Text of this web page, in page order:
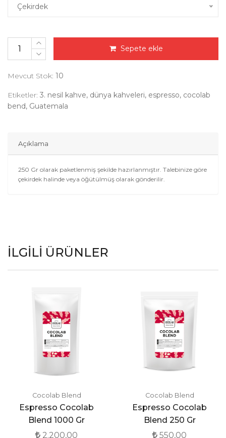
Çekirdek
Sepete ekle
Mevcut Stok: 10
Etiketler: 3. nesil kahve, dünya kahveleri, espresso, cocolab
bend, Guatemala
Açıklama
250 Gr olarak paketlenmiş şekilde hazırlanmıştır. Talebinize göre
çekirdek halinde veya öğütülmüş olarak gönderilir.
İLGILI ÜRÜNLER
Cocolab Blend
Espresso Cocolab
Blend 1000 Gr
2.200,00
Cocolab Blend
Espresso Cocolab
Blend 250 Gr
550,00